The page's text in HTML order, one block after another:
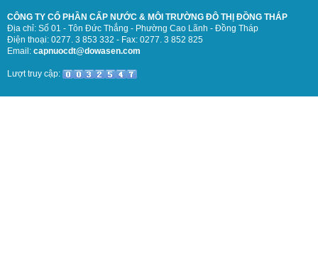
CÔNG TY CỔ PHẦN CẤP NƯỚC & MÔI TRƯỜNG ĐÔ THỊ ĐỒNG THÁP
Địa chỉ: Số 01 - Tôn Đức Thắng - Phường Cao Lãnh - Đồng Tháp
Điện thoại: 0277. 3 853 332 - Fax: 0277. 3 852 825
Email: capnuocdt@dowasen.com
Lượt truy cập: